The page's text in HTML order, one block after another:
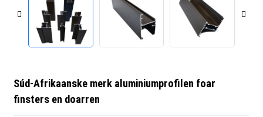
Súd-Afrikaanske merk aluminiumprofilen foar
finsters en doarren